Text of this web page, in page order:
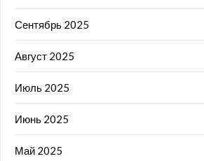
Сентябрь 2025
Август 2025
Июль 2025
Июнь 2025
Май 2025